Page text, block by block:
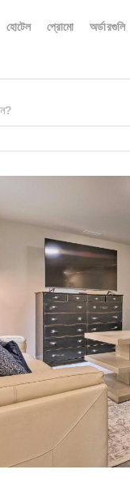
হোটেল প্রোমো অর্ডারগুলি